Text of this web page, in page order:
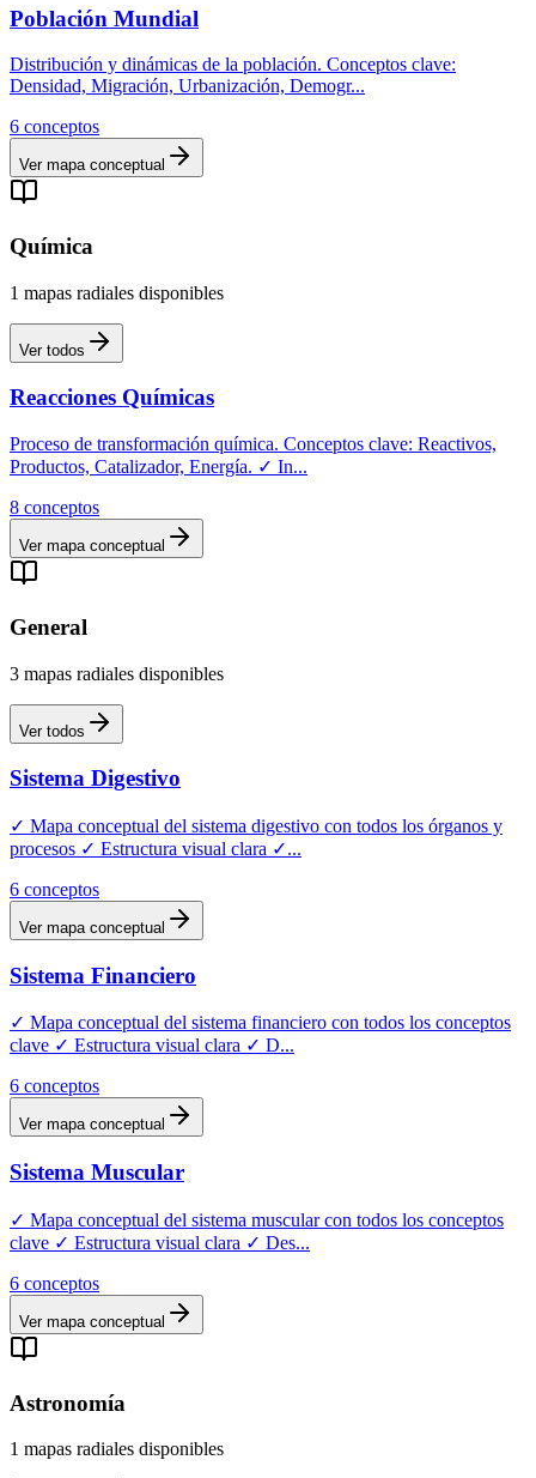
Población Mundial
Distribución y dinámicas de la población. Conceptos clave:
Densidad, Migración, Urbanización, Demogr...
6 conceptos
Ver mapa conceptual
Química
1 mapas radiales disponibles
Ver todos
Reacciones Químicas
Proceso de transformación química. Conceptos clave: Reactivos,
Productos, Catalizador, Energía. ✓ In...
8 conceptos
Ver mapa conceptual
General
3 mapas radiales disponibles
Ver todos
Sistema Digestivo
✓ Mapa conceptual del sistema digestivo con todos los órganos y
procesos ✓ Estructura visual clara ✓...
6 conceptos
Ver mapa conceptual
Sistema Financiero
✓ Mapa conceptual del sistema financiero con todos los conceptos
clave ✓ Estructura visual clara ✓ D...
6 conceptos
Ver mapa conceptual
Sistema Muscular
✓ Mapa conceptual del sistema muscular con todos los conceptos
clave ✓ Estructura visual clara ✓ Des...
6 conceptos
Ver mapa conceptual
Astronomía
1 mapas radiales disponibles